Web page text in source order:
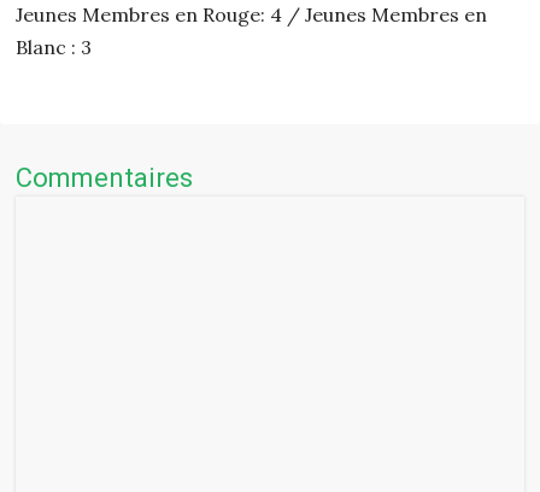
Jeunes Membres en Rouge: 4 / Jeunes Membres en
Blanc : 3
Commentaires